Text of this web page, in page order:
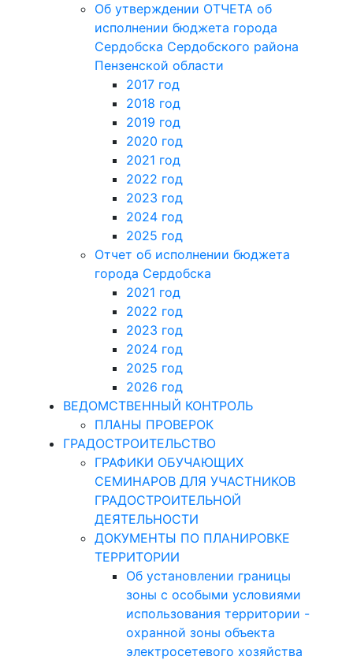
Об утверждении ОТЧЕТА об
исполнении бюджета города
Сердобска Сердобского района
Пензенской области
2017 год
2018 год
2019 год
2020 год
2021 год
2022 год
2023 год
2024 год
2025 год
Отчет об исполнении бюджета
города Сердобска
2021 год
2022 год
2023 год
2024 год
2025 год
2026 год
ВЕДОМСТВЕННЫЙ КОНТРОЛЬ
ПЛАНЫ ПРОВЕРОК
ГРАДОСТРОИТЕЛЬСТВО
ГРАФИКИ ОБУЧАЮЩИХ
СЕМИНАРОВ ДЛЯ УЧАСТНИКОВ
ГРАДОСТРОИТЕЛЬНОЙ
ДЕЯТЕЛЬНОСТИ
ДОКУМЕНТЫ ПО ПЛАНИРОВКЕ
ТЕРРИТОРИИ
Об установлении границы
зоны с особыми условиями
использования территории -
охранной зоны объекта
электросетевого хозяйства